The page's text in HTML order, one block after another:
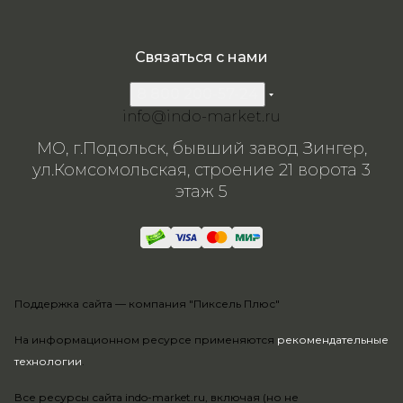
На информационном ресурсе применяются рекомендательные
технологии.
Все ресурсы сайта indo-market.ru, включая (но не
Связаться с нами
info@indo-market.ru
МО, г.Подольск, бывший завод Зингер,
ул.Комсомольская, строение 21 ворота 3
этаж 5
Поддержка сайта — компания "Пиксель Плюс"